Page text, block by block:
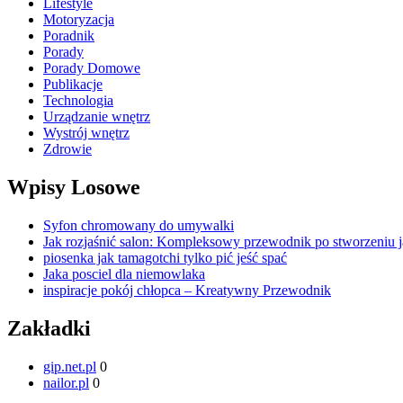
Lifestyle
Motoryzacja
Poradnik
Porady
Porady Domowe
Publikacje
Technologia
Urządzanie wnętrz
Wystrój wnętrz
Zdrowie
Wpisy Losowe
Syfon chromowany do umywalki
Jak rozjaśnić salon: Kompleksowy przewodnik po stworzeniu
piosenka jak tamagotchi tylko pić jeść spać
Jaka posciel dla niemowlaka
inspiracje pokój chłopca – Kreatywny Przewodnik
Zakładki
gip.net.pl 0
nailor.pl 0